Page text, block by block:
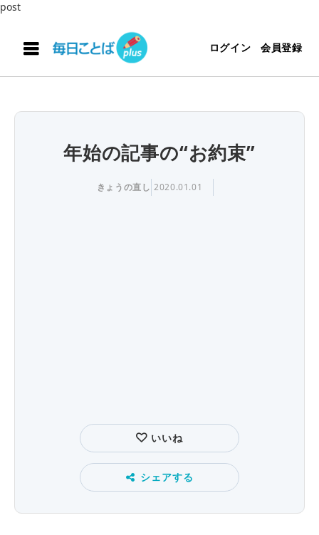
post
ログイン 会員登録
年始の記事の“お約束”
きょうの直し 2020.01.01
いいね
シェアする